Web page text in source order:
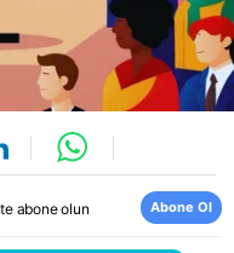
abone olun Abone Ol